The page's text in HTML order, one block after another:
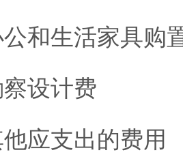
公和生活家具购
察设计费
他应支出的费用